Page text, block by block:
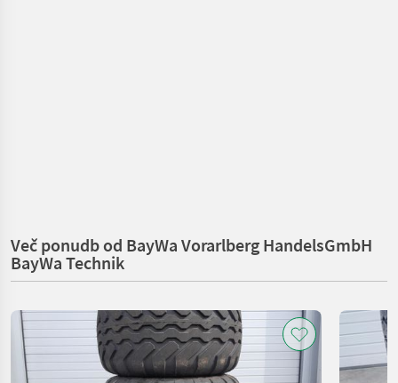
Več ponudb od BayWa Vorarlberg HandelsGmbH
BayWa Technik